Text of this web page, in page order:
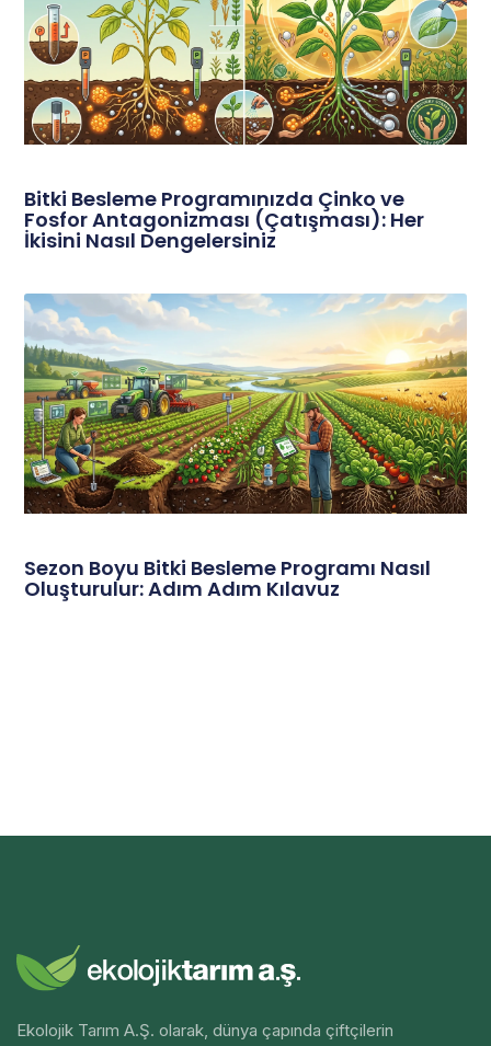
Bitki Besleme Programınızda Çinko ve
Fosfor Antagonizması (Çatışması): Her
İkisini Nasıl Dengelersiniz
Sezon Boyu Bitki Besleme Programı Nasıl
Oluşturulur: Adım Adım Kılavuz
Ekolojik Tarım A.Ş. olarak, dünya çapında çiftçilerin